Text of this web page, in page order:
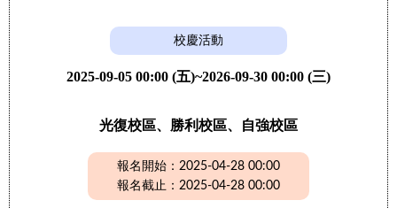
校慶活動
2025-09-05 00:00 (五)~2026-09-30 00:00 (三)
光復校區、勝利校區、自強校區
報名開始：2025-04-28 00:00
報名截止：2025-04-28 00:00